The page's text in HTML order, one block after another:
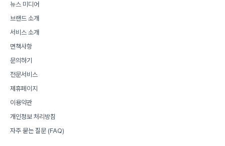
뉴스 미디어
브랜드 소개
서비스 소개
면책사항
문의하기
전문서비스
제휴페이지
이용약관
개인정보 처리방침
자주 묻는 질문 (FAQ)